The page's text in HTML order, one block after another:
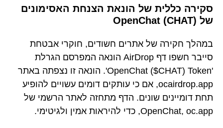
סקירה כללית של הונאת הצנחת האסימונים
של OpenChat (CHAT)
במהלך חקירה של אתרים חשודים, חוקרי אבטחת
סייבר חשפו דף AirDrop הונאה המפרסם הגרלת
'OpenChat ($CHAT) Token'. הונאה זו נצפתה באתר
ocairdrop.app, אם כי עותקים דומים עשויים להופיע
תחת דומיינים שונים. הדף מתחזה לאתר הרשמי של
OpenChat, oc.app, כדי להיראות אמין ולגיטימי.